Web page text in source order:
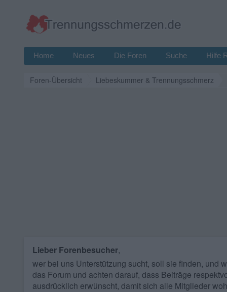
Home Neues Die Foren Suche Hilfe
Foren-Übersicht Liebeskummer & Trennungsschmerz
Lieber Forenbesucher,
wer bei uns Unterstützung sucht, soll sie finden, und
das Forum und achten darauf, dass Beiträge
ausdrücklich erwünscht, damit sich alle Mitglieder